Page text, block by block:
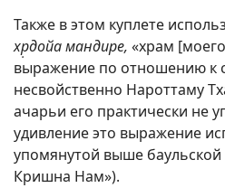
Также в этом куплете
хр̣дойа мандире, «храм
выражение по отношению к
несвойственно Нароттаму
ачарьи его практически не
удивление это выражение
упомянутой выше баульской
Кришна Нам»).